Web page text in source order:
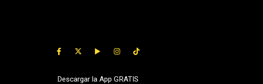
Descargar la App GRATIS